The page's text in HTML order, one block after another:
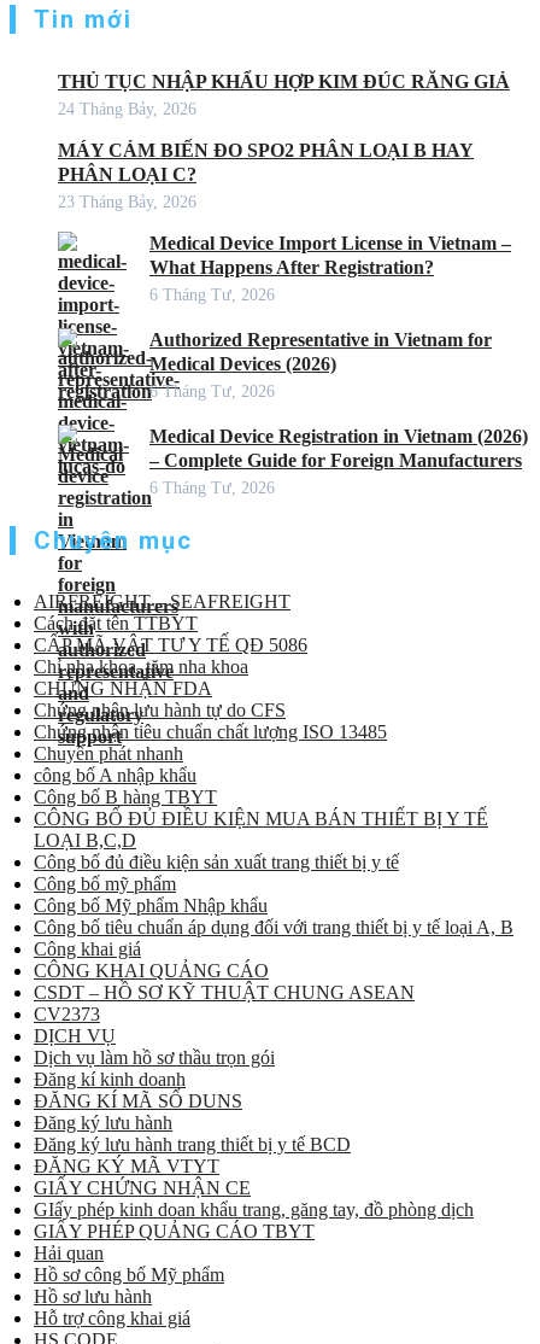
Tin mới
THỦ TỤC NHẬP KHẨU HỢP KIM ĐÚC RĂNG GIẢ
24 Tháng Bảy, 2026
MÁY CẢM BIẾN ĐO SPO2 PHÂN LOẠI B HAY
PHÂN LOẠI C?
23 Tháng Bảy, 2026
Medical Device Import License in Vietnam –
What Happens After Registration?
6 Tháng Tư, 2026
Authorized Representative in Vietnam for
Medical Devices (2026)
6 Tháng Tư, 2026
Medical Device Registration in Vietnam (2026)
– Complete Guide for Foreign Manufacturers
6 Tháng Tư, 2026
Chuyên mục
AIRFREIGHT – SEAFREIGHT
Cách đặt tên TTBYT
CẤP MÃ VẬT TƯ Y TẾ QĐ 5086
Chỉ nha khoa, tăm nha khoa
CHỨNG NHẬN FDA
Chứng nhận lưu hành tự do CFS
Chứng nhận tiêu chuẩn chất lượng ISO 13485
Chuyển phát nhanh
công bố A nhập khẩu
Công bố B hàng TBYT
CÔNG BỐ ĐỦ ĐIỀU KIỆN MUA BÁN THIẾT BỊ Y TẾ
LOẠI B,C,D
Công bố đủ điều kiện sản xuất trang thiết bị y tế
Công bố mỹ phẩm
Công bố Mỹ phẩm Nhập khẩu
Công bố tiêu chuẩn áp dụng đối với trang thiết bị y tế loại A, B
Công khai giá
CÔNG KHAI QUẢNG CÁO
CSDT – HỒ SƠ KỸ THUẬT CHUNG ASEAN
CV2373
DỊCH VỤ
Dịch vụ làm hồ sơ thầu trọn gói
Đăng kí kinh doanh
ĐĂNG KÍ MÃ SỐ DUNS
Đăng ký lưu hành
Đăng ký lưu hành trang thiết bị y tế BCD
ĐĂNG KÝ MÃ VTYT
GIẤY CHỨNG NHẬN CE
GIấy phép kinh doan khẩu trang, găng tay, đồ phòng dịch
GIẤY PHÉP QUẢNG CÁO TBYT
Hải quan
Hồ sơ công bố Mỹ phẩm
Hồ sơ lưu hành
Hỗ trợ công khai giá
HS CODE